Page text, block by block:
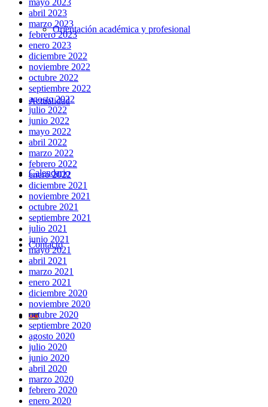
Orientación académica y profesional
Actualidad
Calendario
Contacto
Buscar
mayo 2023
abril 2023
marzo 2023
febrero 2023
enero 2023
diciembre 2022
noviembre 2022
octubre 2022
septiembre 2022
agosto 2022
julio 2022
junio 2022
mayo 2022
abril 2022
marzo 2022
febrero 2022
enero 2022
diciembre 2021
noviembre 2021
octubre 2021
septiembre 2021
julio 2021
junio 2021
mayo 2021
abril 2021
marzo 2021
enero 2021
diciembre 2020
noviembre 2020
octubre 2020
septiembre 2020
agosto 2020
julio 2020
junio 2020
abril 2020
marzo 2020
febrero 2020
enero 2020